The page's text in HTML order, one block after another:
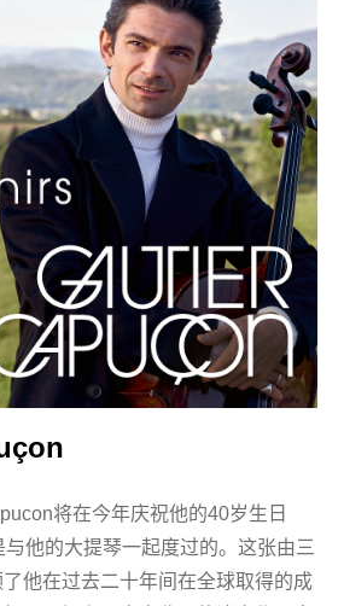
将在今年庆祝他的40岁生日
他的大提琴一起度过的。这张由三
他在过去二十年间在全球取得的成